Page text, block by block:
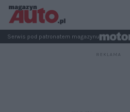
Serwis pod patronatem magazynu